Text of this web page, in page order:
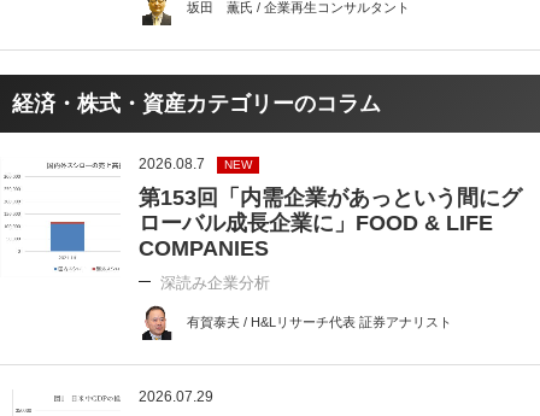
坂田 薫氏 / 企業再生コンサルタント
経済・株式・資産カテゴリーのコラム
2026.08.7 NEW
第153回「内需企業があっという間にグ
ローバル成長企業に」FOOD & LIFE
COMPANIES
深読み企業分析
有賀泰夫 / H&Lリサーチ代表 証券アナリスト
2026.07.29